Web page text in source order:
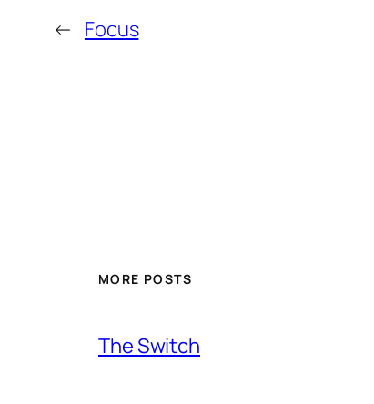
← Focus
MORE POSTS
The Switch